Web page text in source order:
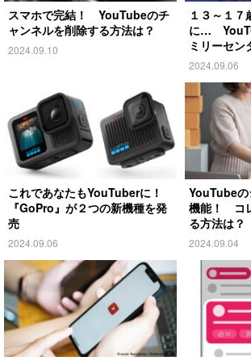
スマホで完結！ YouTubeのチ
ャンネルを削除する方法は？
2024.09.10
１３～１７
に…
ミリーセン
2024.09.06
これであなたもYouTuberに！
『GoPro』が２つの新機種を発
売
2024.09.06
YouTubeの
機能！ コ
る方法は？
2024.09.04